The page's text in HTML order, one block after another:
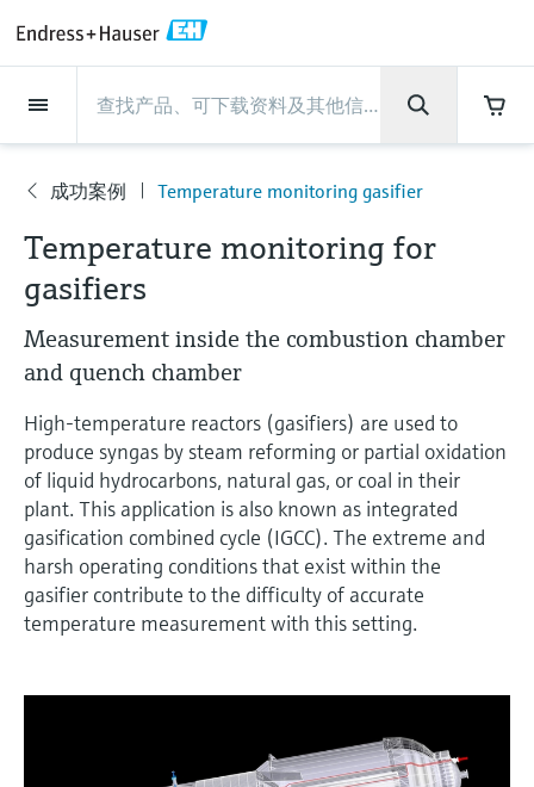
现场仪表
流量
物位测量
液体分析
温度测量
压力测量
系统产品
光学分析
Netilion IIoT
软件
流量
电磁流量计
科里奥利质量流量计
超声波流量计
涡街流量计
热式质量流量计
Differential pressure flow
measurement
选购全部
物位测量
雷达物位测量
Vibronic point level detection
导波雷达物位测量
超声波物位测量
电容物位测量
静压液位测量
Conductive level measurement
Float switch level measurement
放射线物位测量
液体分析
pH电极和变送器
电导率传感器和变送器
浊度传感器和变送器
氯传感器和变送器
溶解氧传感器和变送器
实验室检测仪表和便携式pH计
全自动水质采样仪
TOC、COD和SAC分析仪
ORP电极和变送器
污泥界面传感器和变送器
温度测量
温度变送器
工业温度计
保护套管
高温型温度计
卫生型温度计
紧凑型温度计
温度开关
表面温度计
线缆式温度计
压力测量
绝压和表压测量
差压测量
选购全部
系统产品
数据管理仪&数据记录仪
过程测控仪
电源和安全栅
WirelessHART解决方案
网关和调制解调器
设备配置用平板电脑
能量管理仪和应用管理仪
浪涌保护器
选购全部
光学分析
TDLAS和QF分析仪
拉曼光谱分析仪
排放监测解决方案
颗粒测量设备
数字分析仪解决方案
过程气体分析仪
空气质量测量装置
烟雾探测器
视距测量仪
Netilion IIoT
Netilion Value
Netilion Health
Netilion Analytics
Netilion Library
Netilion Inventory
Netilion Connect
Netilion Device Viewer
Netilion Water
服务产品
Project and commissioning services
技术支持服务
仪表维护
仪表性能优化服务
View all
Project and commissioning
services
仪表调试服务
Industrial Project Management
Extended warranty
技术支持服务
远程技术支持
远程资产监控
Process Instrumentation Courses
仪表维护
验证服务
现场仪表校准服务
预防性维护服务
Repair of measuring instruments
仪表性能优化服务
校准报告分析
优化校准间隔时间
动态现场仪表评价和分析服务
行业应用
食品与饮料
水务和环境：保护 —— 节约 —— 提高
石油与天然气：促进能源转型，实
现净零目标
生命科学：创新技术助推卓越运营
化工：深化合作，助推可持续成功
电力与能源
采矿、矿物加工及冶金：打造可持
续的未来
支持
快速获取服务支持！
技术支持中心 —— Endress+Hauser提供全方
位服务，与您相伴前行
下载区
搜索和下载技术手册, 宣传资料, 出版物, 软
件更新, 视频, 证书等各类文件!
学习
学习中心
学习中心 - 探索Endress+Hauser学习平台上
的指导课程与资源，随时随地提升技能。
活动和培训
根据需要，从培训、研讨会、展会、峰会或
公司
Endress+Hauser集团
生产中心
集团实力
客户案例
新闻与案例
活动和培训
您的Endress+Hauser职业生涯
Endress+Hauser集团
公司概况
Endress+Hauser在中国
恩德斯豪斯科技中国
财务业绩
集团管理层
发展历程
文化与价值观
可持续发展
关联公司
生产中心
物位和压力测量
Endress+Hauser流量
Endress+Hauser 液体分析
温度+系统产品
Endress+Hauser 数字解决方案
Endress+Hauser 光学分析
Endress+Hauser SICK
Endress+Hauser Technology China
集团实力
过程安全性
网络安全性
过程自动化项目流程
My Endress+Hauser
建立电子采购流程，从容应对未来
需求
新闻与案例
新闻与案例总览
所有文章
新闻稿
事实速览
媒体活动
活动和培训
培训
研讨会
展览会
在线研讨会和回放
峰会
线下活动
查找市场活动及培训
您的Endress+Hauser职业生
涯
Explore open positions
在Endress+Hauser工作
更多工作机会
德国耶拿分析仪器公司的工作机会
IST创新传感器技术公司的工作机
会
Job opportunities at
Endress+Hauser SICK
司
成功案例 Temperature monitoring gasifier
Temperature monitoring for
gasifiers
Measurement inside the combustion chamber
and quench chamber
High-temperature reactors (gasifiers) are used to
produce syngas by steam reforming or partial oxidation
of liquid hydrocarbons, natural gas, or coal in their
plant. This application is also known as integrated
gasification combined cycle (IGCC). The extreme and
harsh operating conditions that exist within the
gasifier contribute to the difficulty of accurate
temperature measurement with this setting.